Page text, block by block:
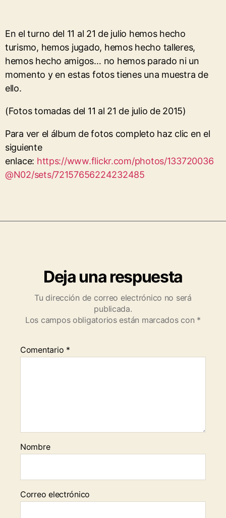
En el turno del 11 al 21 de julio hemos hecho
turismo, hemos jugado, hemos hecho talleres,
hemos hecho amigos… no hemos parado ni un
momento y en estas fotos tienes una muestra de
ello.
(Fotos tomadas del 11 al 21 de julio de 2015)
Para ver el álbum de fotos completo haz clic en el
siguiente
enlace: https://www.flickr.com/photos/133720036
@N02/sets/72157656224232485
Deja una respuesta
Tu dirección de correo electrónico no será
publicada.
Los campos obligatorios están marcados con *
Comentario *
Nombre
Correo electrónico